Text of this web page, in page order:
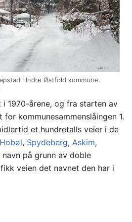
i Indre Østfold kommune.
i 1970-årene, og fra starten av
kommunesammenslåingen 1.
et hundretalls veier i de
Hobøl, Spydeberg, Askim,
navn på grunn av doble
veien det navnet den har i